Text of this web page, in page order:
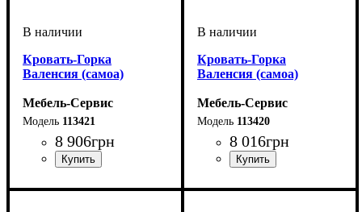
Кровать-Горка
Валенсия (самоа)
Мебель-Сервис
113421
8 906грн
Кровать-Горка
Валенсия (самоа)
Мебель-Сервис
113420
8 016грн